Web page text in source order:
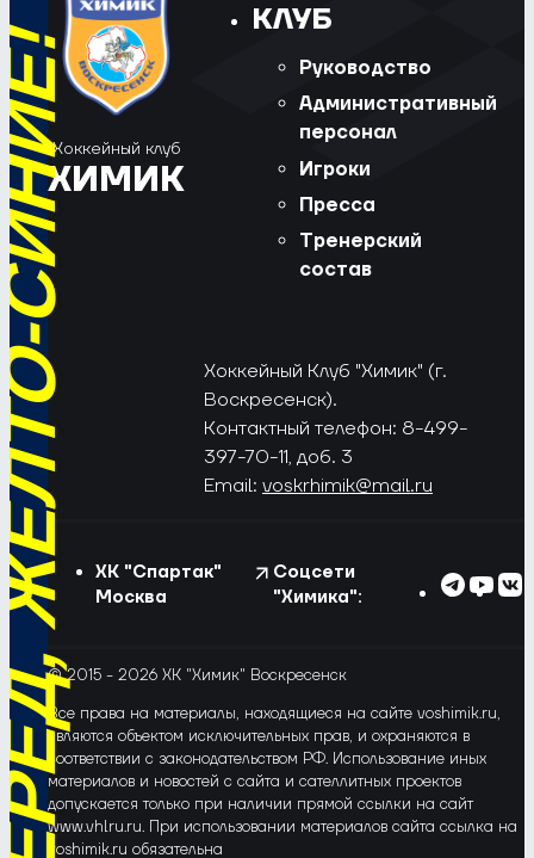
СИНИЕ!
Хоккейный клуб
ХИМИК
КЛУБ
Руководство
Административный
персонал
Игроки
Пресса
Тренерский
состав
Хоккейный Клуб "Химик" (г.
Воскресенск).
Контактный телефон: 8-499-
397-70-11, доб. 3
Email: voskrhimik@mail.ru
ХК "Спартак"
Москва
Соцсети
"Химика":
© 2015 - 2026 ХК "Химик" Воскресенск
Все права на материалы, находящиеся на сайте voshimik.ru,
являются объектом исключительных прав, и охраняются в
соответствии с законодательством РФ. Использование иных
материалов и новостей с сайта и сателлитных проектов
допускается только при наличии прямой ссылки на сайт
www.vhlru.ru. При использовании материалов сайта ссылка на
voshimik.ru обязательна